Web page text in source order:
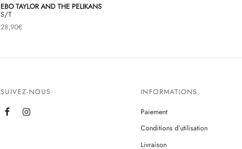
EBO TAYLOR AND THE PELIKANS
S/T
28,90€
SUIVEZ-NOUS INFORMATIONS
Paiement
Conditions d’utilisation
Livraison